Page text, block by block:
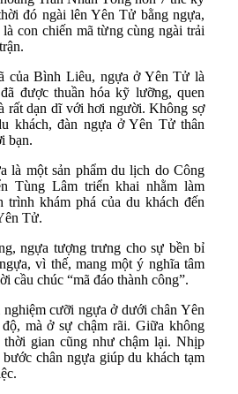
đó ngài lên Yên Tử bằng ngựa,
con chiến mã từng cùng ngài trải
của Bình Liêu, ngựa ở Yên Tử là
được thuần hóa kỹ lưỡng, quen
rất dạn dĩ với hơi người. Không sợ
khách, đàn ngựa ở Yên Tử thân
bạn.
là một sản phẩm du lịch do Công
Tùng Lâm triển khai nhằm làm
trình khám phá của du khách đến
Tử.
ngựa tượng trưng cho sự bền bỉ
vì thế, mang một ý nghĩa tâm
cầu chúc “mã đáo thành công”.
cưỡi ngựa ở dưới chân Yên
mà ở sự chậm rãi. Giữa không
gian cũng như chậm lại. Nhịp
chân ngựa giúp du khách tạm